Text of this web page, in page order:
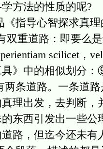
方法的性质的呢?
导心智探求真理
重道路：即要么
scilicet，
具》中的相似划分
道路。一条道路
理出发，去判断
东西引发出一些
路，但迄今还未